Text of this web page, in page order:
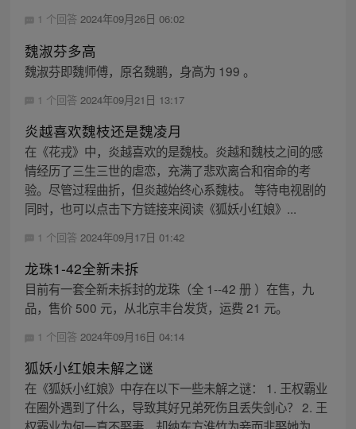
1 个回答 2024年09月26日 06:02
魏淑芬多高
魏淑芬即魏师傅，原名魏鹏，身高为 199 。
1 个回答 2024年09月21日 13:17
炎越喜欢魏枝还是魏凌月
在《花戎》中，炎越喜欢的是魏枝。炎越和魏枝之间的感
情经历了三生三世的虐恋，充满了悲欢离合和宿命的考
验。尽管过程曲折，但炎越始终心系魏枝。 等待电视剧的
同时，也可以点击下方链接来阅读《狐妖小红娘》...
1 个回答 2024年09月17日 01:42
龙珠1-42全新未拆
目前有一套全新未拆封的龙珠（全 1--42 册 ）在售，九
品，售价 500 元，从北京丰台发货，运费 21 元。
1 个回答 2024年09月16日 04:14
狐妖小红娘未解之谜
在《狐妖小红娘》中存在以下一些未解之谜： 1. 王权霸业
在圈外遇到了什么，导致其好兄弟死伤且丢失剑心？ 2. 王